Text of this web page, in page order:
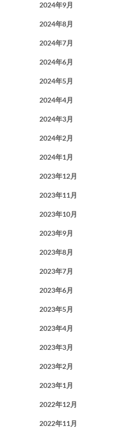
2024年9月
2024年8月
2024年7月
2024年6月
2024年5月
2024年4月
2024年3月
2024年2月
2024年1月
2023年12月
2023年11月
2023年10月
2023年9月
2023年8月
2023年7月
2023年6月
2023年5月
2023年4月
2023年3月
2023年2月
2023年1月
2022年12月
2022年11月